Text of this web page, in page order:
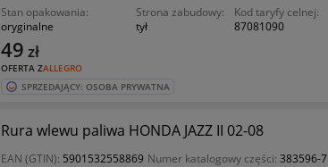
Stan opakowania:
oryginalne
Strona zabudowy:
tył
Kod taryfy celnej:
87081090
OFERTA ZALLEGRO
49 zł
SPRZEDAJĄCY: OSOBA PRYWATNA
Rura wlewu paliwa HONDA JAZZ II 02-08
EAN (GTIN): 5901532558869 Numer katalogowy części: 383596-7